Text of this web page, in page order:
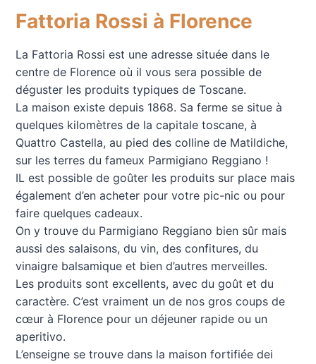
Fattoria Rossi à Florence
La Fattoria Rossi est une adresse située dans le
centre de Florence où il vous sera possible de
déguster les produits typiques de Toscane.
La maison existe depuis 1868. Sa ferme se situe à
quelques kilomètres de la capitale toscane, à
Quattro Castella, au pied des colline de Matildiche,
sur les terres du fameux Parmigiano Reggiano !
IL est possible de goûter les produits sur place mais
également d’en acheter pour votre pic-nic ou pour
faire quelques cadeaux.
On y trouve du Parmigiano Reggiano bien sûr mais
aussi des salaisons, du vin, des confitures, du
vinaigre balsamique et bien d’autres merveilles.
Les produits sont excellents, avec du goût et du
caractère. C’est vraiment un de nos gros coups de
cœur à Florence pour un déjeuner rapide ou un
aperitivo.
L’enseigne se trouve dans la maison fortifiée dei